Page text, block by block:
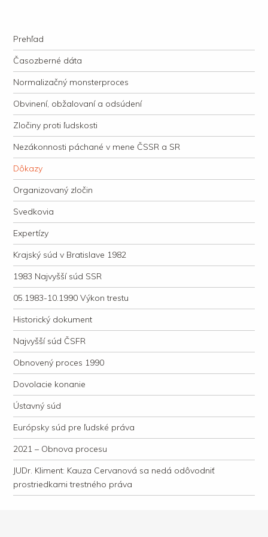
justície
Navigation
Skip to content
Prehľad
Časozberné dáta
Normalizačný monsterproces
Obvinení, obžalovaní a odsúdení
Zločiny proti ľudskosti
Nezákonnosti páchané v mene ČSSR a SR
Dôkazy
Organizovaný zločin
Svedkovia
Expertízy
Krajský súd v Bratislave 1982
1983 Najvyšší súd SSR
05.1983-10.1990 Výkon trestu
Historický dokument
Najvyšší súd ČSFR
Obnovený proces 1990
Dovolacie konanie
Ústavný súd
Európsky súd pre ľudské práva
2021 – Obnova procesu
JUDr. Kliment: Kauza Cervanová sa nedá odôvodniť
prostriedkami trestného práva